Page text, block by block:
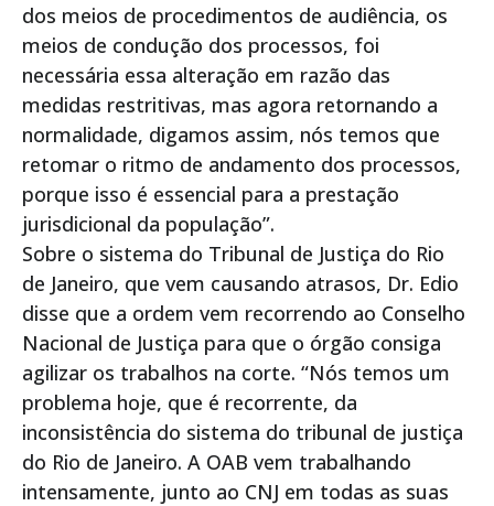
dos meios de procedimentos de audiência, os
meios de condução dos processos, foi
necessária essa alteração em razão das
medidas restritivas, mas agora retornando a
normalidade, digamos assim, nós temos que
retomar o ritmo de andamento dos processos,
porque isso é essencial para a prestação
jurisdicional da população”.
Sobre o sistema do Tribunal de Justiça do Rio
de Janeiro, que vem causando atrasos, Dr. Edio
disse que a ordem vem recorrendo ao Conselho
Nacional de Justiça para que o órgão consiga
agilizar os trabalhos na corte. “Nós temos um
problema hoje, que é recorrente, da
inconsistência do sistema do tribunal de justiça
do Rio de Janeiro. A OAB vem trabalhando
intensamente, junto ao CNJ em todas as suas